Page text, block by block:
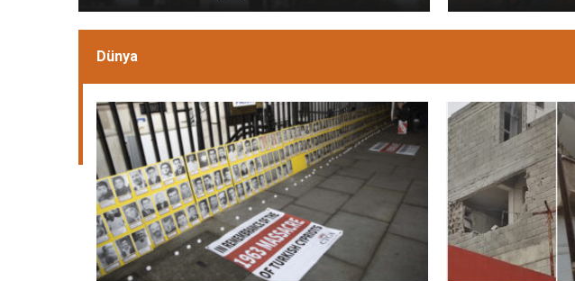
SAHADAYIZ”
Dünya